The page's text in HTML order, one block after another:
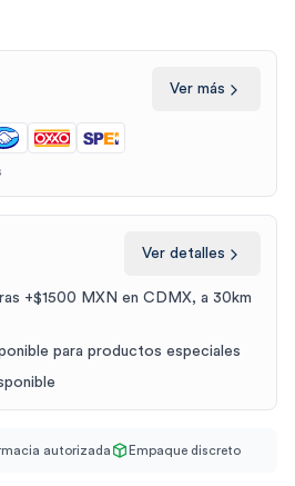
Ver más
Ver detalles
+$1500 MXN en CDMX, a 30km
para productos especiales
autorizada Empaque discreto